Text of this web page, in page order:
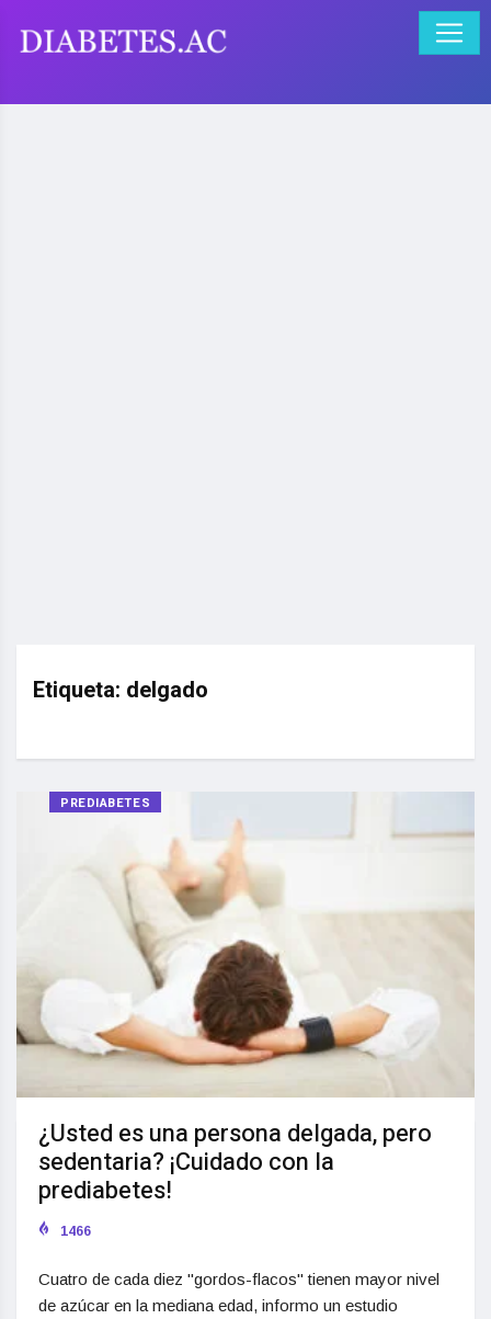
Etiqueta: delgado
PREDIABETES
¿Usted es una persona delgada, pero
sedentaria? ¡Cuidado con la
prediabetes!
1466
Cuatro de cada diez "gordos-flacos" tienen mayor nivel
de azúcar en la mediana edad, informo un estudio